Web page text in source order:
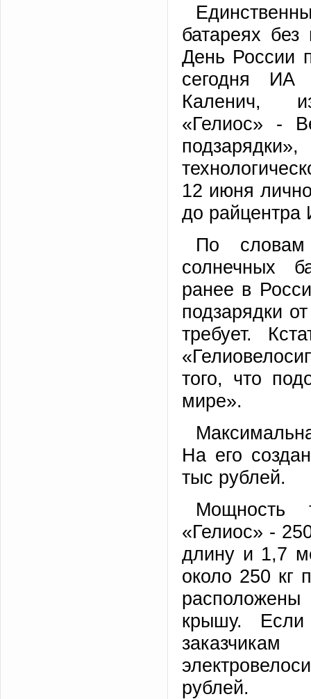
батареях без
День России
сегодня ИА
Каленич,
«Гелиос» -
12 июня
до райцентра
По словам
солнечных
ранее в
подзарядки
требует.
того, что
мире».
На его
тыс рублей.
Мощность
«Гелиос» -
длину и 1,7
около 250 кг
крышу. Если
рублей.